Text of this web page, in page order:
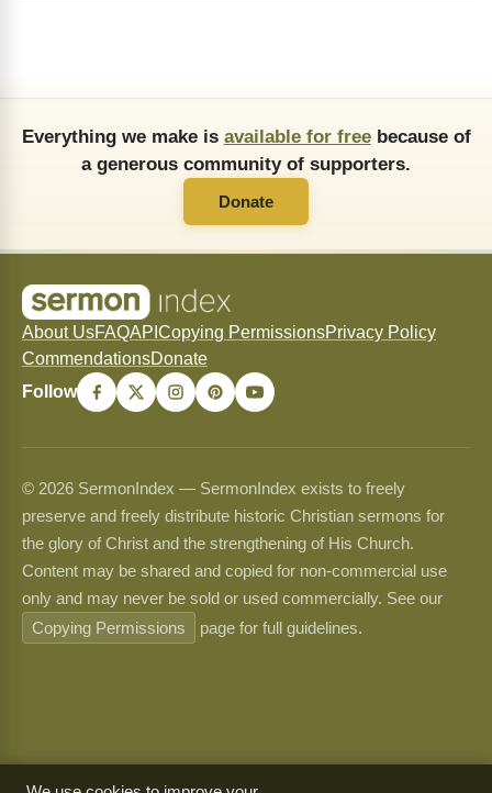
Everything we make is available for freebecause of
a generous community of supporters.
Donate
About UsFAQAPI Copying PermissionsPrivacy Policy
CommendationsDonate
Follow
© 2026 SermonIndex — SermonIndex exists to freely
preserve and freely distribute historic Christian sermons for
the glory of Christ and the strengthening of His Church.
Content may be shared and copied for non-commercial use
only and may never be sold or used commercially. See our
Copying Permissions
page for full guidelines.